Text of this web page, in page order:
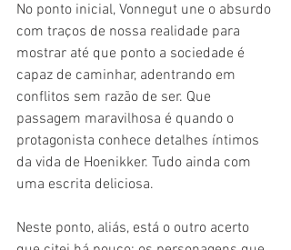
No ponto inicial, Vonnegut une o absurdo
com traços de nossa realidade para
mostrar até que ponto a sociedade é
capaz de caminhar, adentrando em
conflitos sem razão de ser. Que
passagem maravilhosa é quando o
protagonista conhece detalhes íntimos
da vida de Hoenikker. Tudo ainda com
uma escrita deliciosa.
Neste ponto, aliás, está o outro acerto